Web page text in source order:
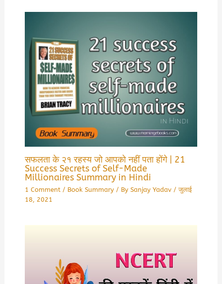
सफलता के २१ रहस्य जो आपको नहीं पता होंगे | 21
Success Secrets of Self-Made
Millionaires Summary in Hindi
1 Comment / Book Summary/ By Sanjay Yadav /जुलाई
18, 2021